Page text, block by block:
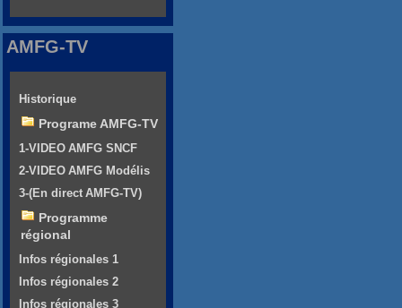
AMFG-TV
Historique
Programe AMFG-TV
1-VIDEO AMFG SNCF
2-VIDEO AMFG Modélis
3-(En direct AMFG-TV)
Programme
régional
Infos régionales 1
Infos régionales 2
Infos régionales 3